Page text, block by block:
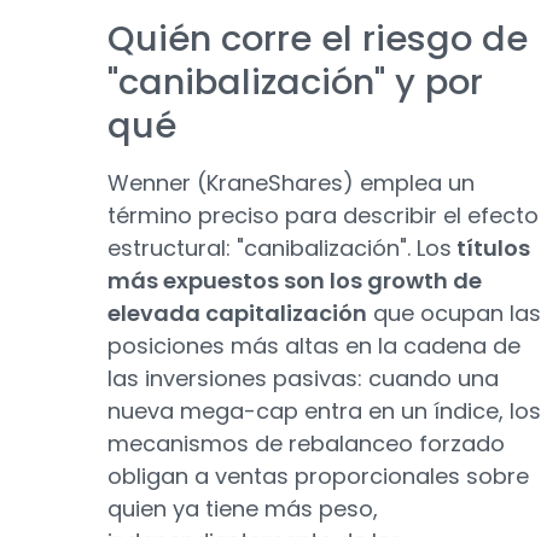
Quién corre el riesgo de
"canibalización" y por
qué
Wenner (KraneShares) emplea un
término preciso para describir el efecto
estructural: "canibalización". Los títulos
más expuestos son los growth de
elevada capitalización que ocupan las
posiciones más altas en la cadena de
las inversiones pasivas: cuando una
nueva mega-cap entra en un índice, los
mecanismos de rebalanceo forzado
obligan a ventas proporcionales sobre
quien ya tiene más peso,